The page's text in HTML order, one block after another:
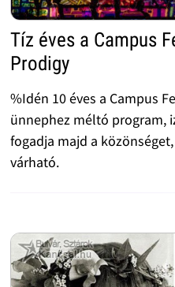
Tíz éves a Campus
Prodigy
%Idén 10 éves a Campus
ünnephez méltó program,
fogadja majd a
várható.